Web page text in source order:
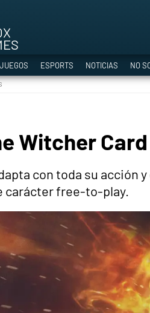
TGA Tercera gala
Asia peculiar tradición
ESPORTS NOTICIAS NO
Witcher Card
con toda su
carácter free-to-play.